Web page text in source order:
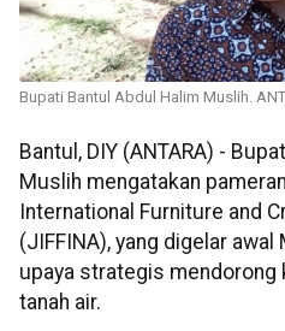
Bupati Bantul Abdul Halim Muslih.
Bantul, DIY (ANTARA) -
Muslih mengatakan
International Furniture and
(JIFFINA), yang digelar
upaya strategis
tanah air.